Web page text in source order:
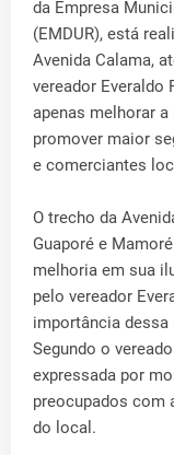
da Empresa
(EMDUR), está
Avenida Calama,
vereador Everaldo
apenas melhorar
promover maior
e comerciantes
O trecho da
Guaporé e
melhoria em sua
pelo vereador
importância dessa
Segundo o
expressada por
preocupados com
do local.